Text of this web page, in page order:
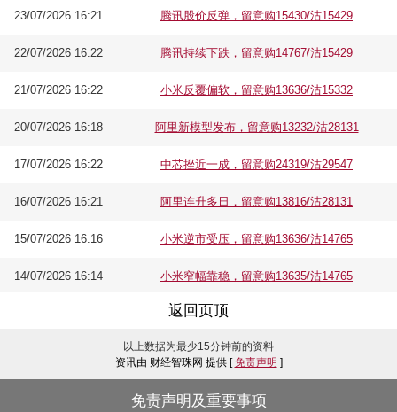
23/07/2026 16:21 腾讯股价反弹，留意购15430/沽15429
22/07/2026 16:22 腾讯持续下跌，留意购14767/沽15429
21/07/2026 16:22 小米反覆偏软，留意购13636/沽15332
20/07/2026 16:18 阿里新模型发布，留意购13232/沽28131
17/07/2026 16:22 中芯挫近一成，留意购24319/沽29547
16/07/2026 16:21 阿里连升多日，留意购13816/沽28131
15/07/2026 16:16 小米逆市受压，留意购13636/沽14765
14/07/2026 16:14 小米窄幅靠稳，留意购13635/沽14765
返回页顶
以上数据为最少15分钟前的资料
资讯由 财经智珠网 提供 [免责声明 ]
免责声明及重要事项